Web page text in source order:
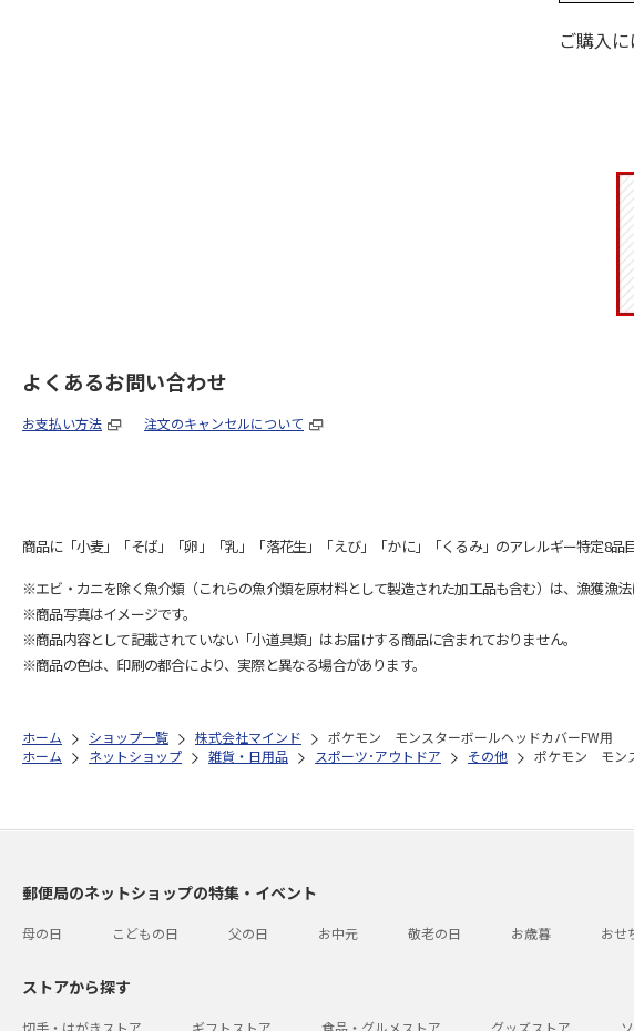
ご購入
よくあるお問い合わせ
お支払い方法 注文のキャンセルについて
商品に「小麦」「そば」「卵」「乳」「落花生」「えび」「かに」「くるみ」のアレルギー特定8品
※エビ・カニを除く魚介類（これらの魚介類を原材料として製造された加工品も含む）は、漁獲漁
※商品写真はイメージです。
※商品内容として記載されていない「小道具類」はお届けする商品に含まれておりません。
※商品の色は、印刷の都合により、実際と異なる場合があります。
ホーム ショップ一覧 株式会社マインド
ポケモン モンスターボールヘッドカバーFW用
ホーム
ネットショップ 雑貨・日用品 スポーツ･アウトドア その他 ポケモン モン
郵便局のネットショップの特集・イベント
母の日 こどもの日 父の日 お中元 敬老の日 お歳暮 おせ
ストアから探す
切手・はがきストア ギフトストア 食品・グルメストア グッズストア